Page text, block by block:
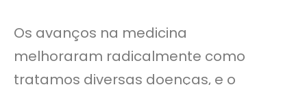
Os avanços na medicina
melhoraram radicalmente como
tratamos diversas doenças, e o